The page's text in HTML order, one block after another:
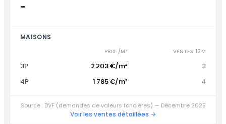
-
MAISONS
PRIX /M² VENTES 12M
3P 2 203 €/m²
3
4P
1 785 €/m² 4
Source : DVF (demandes de valeurs foncières) — Décembre 2025
Voir les ventes détaillées →